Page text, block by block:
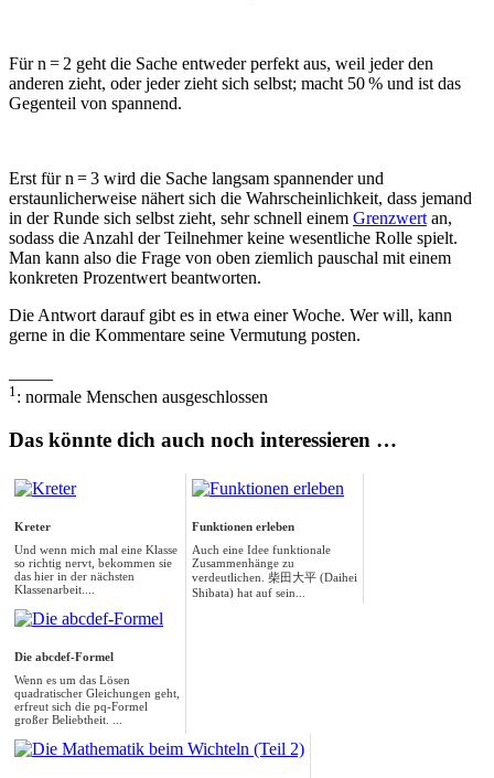
Für n = 2 geht die Sache entweder perfekt aus, weil jeder den
anderen zieht, oder jeder zieht sich selbst; macht 50 % und ist das
Gegenteil von spannend.
Erst für n = 3 wird die Sache langsam spannender und
erstaunlicherweise nähert sich die Wahrscheinlichkeit, dass jemand
in der Runde sich selbst zieht, sehr schnell einem Grenzwert an,
sodass die Anzahl der Teilnehmer keine wesentliche Rolle spielt.
Man kann also die Frage von oben ziemlich pauschal mit einem
konkreten Prozentwert beantworten.
Die Antwort darauf gibt es in etwa einer Woche. Wer will, kann
gerne in die Kommentare seine Vermutung posten.
1: normale Menschen ausgeschlossen
Das könnte dich auch noch interessieren …
Kreter
Und wenn mich mal eine Klasse
so richtig nervt, bekommen sie
das hier in der nächsten
Klassenarbeit....
Funktionen erleben
Auch eine Idee funktionale
Zusammenhänge zu
verdeutlichen. 柴田大平 (Daihei
Shibata) hat auf sein...
Die abcdef-Formel
Wenn es um das Lösen
quadratischer Gleichungen geht,
erfreut sich die pq-Formel
großer Beliebtheit. ...